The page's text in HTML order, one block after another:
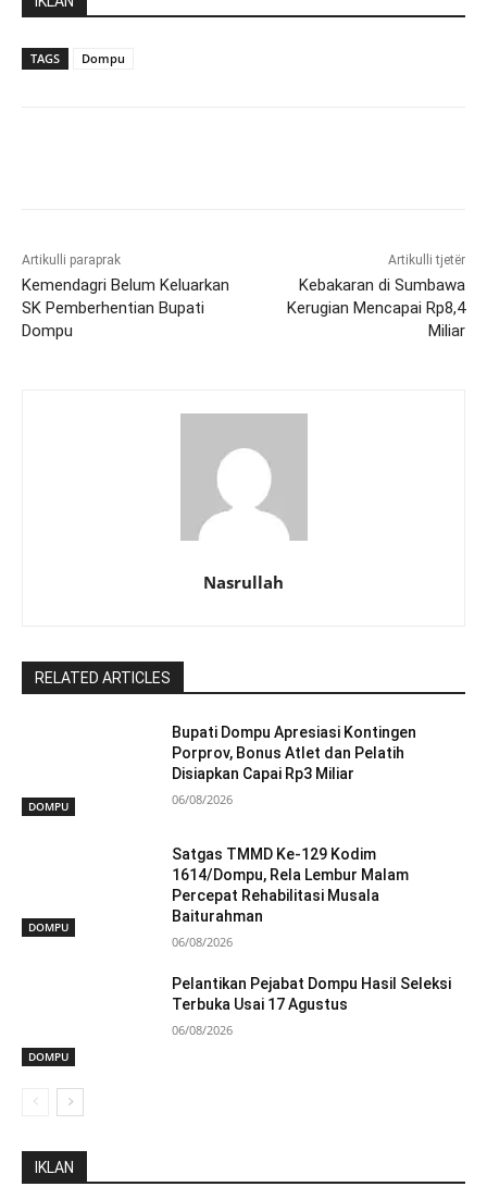
TAGS Dompu
Artikulli paraprak
Kemendagri Belum Keluarkan
SK Pemberhentian Bupati
Dompu
Artikulli tjetër
Kebakaran di Sumbawa
Kerugian Mencapai Rp8,4
Miliar
Nasrullah
RELATED ARTICLES
DOMPU
Bupati Dompu Apresiasi Kontingen
Porprov, Bonus Atlet dan Pelatih
Disiapkan Capai Rp3 Miliar
06/08/2026
DOMPU
Satgas TMMD Ke-129 Kodim
1614/Dompu, Rela Lembur Malam
Percepat Rehabilitasi Musala
Baiturahman
06/08/2026
DOMPU
Pelantikan Pejabat Dompu Hasil Seleksi
Terbuka Usai 17 Agustus
06/08/2026
IKLAN